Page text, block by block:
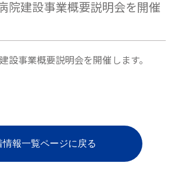
院建設事業概要説明会を開催
設事業概要説明会を開催します。
情報一覧ページに戻る